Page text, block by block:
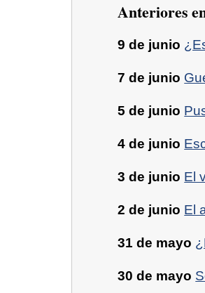
Anteriores
9 de junio
7 de junio
5 de junio
4 de junio
3 de junio El
2 de junio El
31 de mayo
30 de mayo